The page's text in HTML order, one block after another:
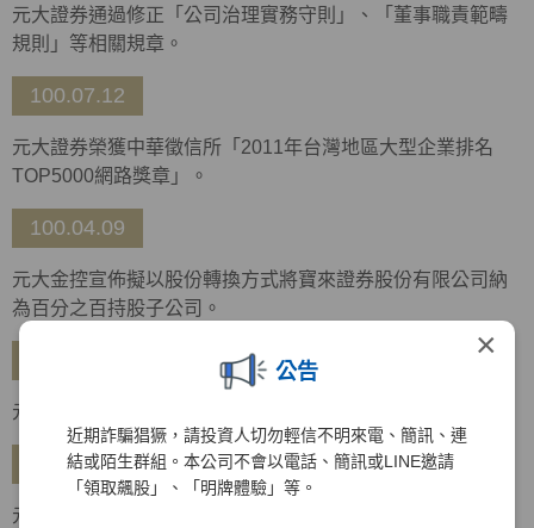
×
公告
近期詐騙猖獗，請投資人切勿輕信不明來電、簡訊、連
結或陌生群組。本公司不會以電話、簡訊或LINE邀請
「領取飆股」、「明牌體驗」等。
元大證券通過修正「公司治理實務守則」、「董事職責範疇
規則」等相關規章。
100.07.12
元大證券榮獲中華徵信所「2011年台灣地區大型企業排名
TOP5000網路獎章」。
100.04.09
元大金控宣佈擬以股份轉換方式將寶來證券股份有限公司納
為百分之百持股子公司。
元大金控通過「企業社會責任政策及管理規則」。
99.10.26
元大金控通過「企業社會責任實務守則」，金控及所屬集團